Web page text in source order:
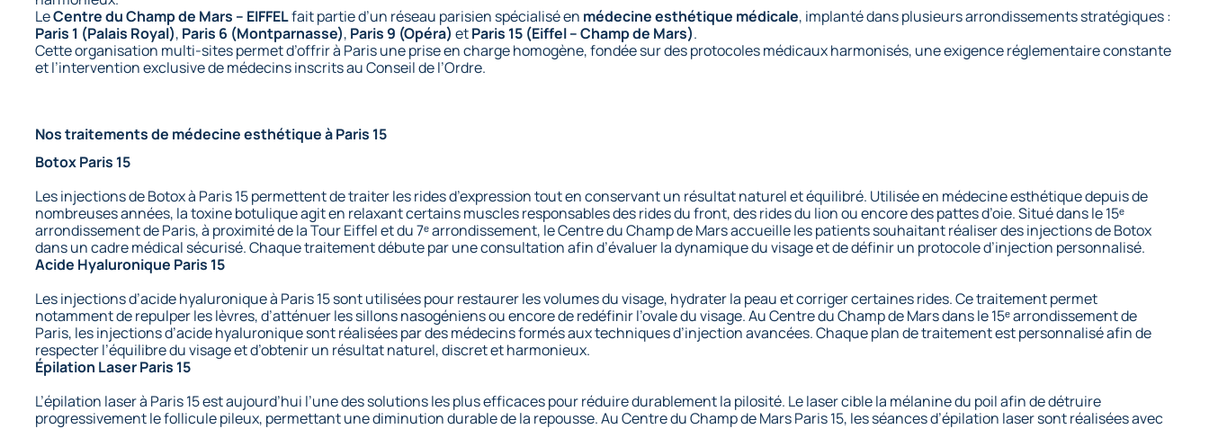
LeCentre du Champ de Mars – EIFFELfait partie d’un réseau parisien spécialisé en médecine esthétique médicale, implanté dans plusieurs arrondissements stratégiques :
Paris 1 (Palais Royal), Paris 6 (Montparnasse), Paris 9 (Opéra) etParis 15 (Eiffel – Champ de Mars).
Cette organisation multi-sites permet d’offrir à Paris une prise en charge homogène, fondée sur des protocoles médicaux harmonisés, une exigence réglementaire constante
et l’intervention exclusive de médecins inscrits au Conseil de l’Ordre.
Nos traitements de médecine esthétique à Paris 15
Botox Paris 15
Les injections de Botox à Paris 15 permettent de traiter les rides d’expression tout en conservant un résultat naturel et équilibré. Utilisée en médecine esthétique depuis de
nombreuses années, la toxine botulique agit en relaxant certains muscles responsables des rides du front, des rides du lion ou encore des pattes d’oie. Situé dans le 15ᵉ
arrondissement de Paris, à proximité de la Tour Eiffel et du 7ᵉ arrondissement, le Centre du Champ de Mars accueille les patients souhaitant réaliser des injections de Botox
dans un cadre médical sécurisé. Chaque traitement débute par une consultation afin d’évaluer la dynamique du visage et de définir un protocole d’injection personnalisé.
Acide Hyaluronique Paris 15
Les injections d’acide hyaluronique à Paris 15 sont utilisées pour restaurer les volumes du visage, hydrater la peau et corriger certaines rides. Ce traitement permet
notamment de repulper les lèvres, d’atténuer les sillons nasogéniens ou encore de redéfinir l’ovale du visage. Au Centre du Champ de Mars dans le 15ᵉ arrondissement de
Paris, les injections d’acide hyaluronique sont réalisées par des médecins formés aux techniques d’injection avancées. Chaque plan de traitement est personnalisé afin de
respecter l’équilibre du visage et d’obtenir un résultat naturel, discret et harmonieux.
Épilation Laser Paris 15
L’épilation laser à Paris 15 est aujourd’hui l’une des solutions les plus efficaces pour réduire durablement la pilosité. Le laser cible la mélanine du poil afin de détruire
progressivement le follicule pileux, permettant une diminution durable de la repousse. Au Centre du Champ de Mars Paris 15, les séances d’épilation laser sont réalisées avec